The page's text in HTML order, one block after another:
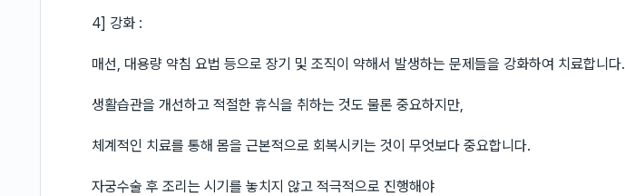
4] 강화 :
매선, 대용량 약침 요법 등으로 장기 및 조직이 약해서 발생하는 문제들을 강화하여 치료합니다.
생활습관을 개선하고 적절한 휴식을 취하는 것도 물론 중요하지만,
체계적인 치료를 통해 몸을 근본적으로 회복시키는 것이 무엇보다 중요합니다.
자궁수술 후 조리는 시기를 놓치지 않고 적극적으로 진행해야